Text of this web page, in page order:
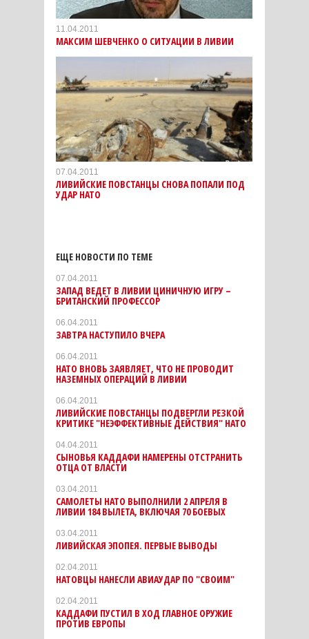
11.04.2011
МАКСИМ ШЕВЧЕНКО О СИТУАЦИИ В ЛИВИИ
07.04.2011
ЛИВИЙСКИЕ ПОВСТАНЦЫ СНОВА ПОПАЛИ ПОД
УДАР НАТО
ЕЩЕ НОВОСТИ ПО ТЕМЕ
07.04.2011
ЗАПАД ВЕДЕТ В ЛИВИИ ЦИНИЧНУЮ ИГРУ –
БРИТАНСКИЙ ПРОФЕССОР
06.04.2011
ЗАВТРА НАСТУПИЛО ВЧЕРА
06.04.2011
НАТО ВНОВЬ ЗАЯВЛЯЕТ, ЧТО НЕ ПРОВОДИТ
НАЗЕМНЫХ ОПЕРАЦИЙ В ЛИВИИ
06.04.2011
ЛИВИЙСКИЕ ПОВСТАНЦЫ ПОДВЕРГЛИ РЕЗКОЙ
КРИТИКЕ "НЕЭФФЕКТИВНЫЕ ДЕЙСТВИЯ" НАТО
04.04.2011
СЫНОВЬЯ КАДДАФИ НАМЕРЕНЫ ОТСТРАНИТЬ
ОТЦА ОТ ВЛАСТИ
03.04.2011
САМОЛЕТЫ НАТО ВЫПОЛНИЛИ 2 АПРЕЛЯ В
ЛИВИИ 184 ВЫЛЕТА, ВКЛЮЧАЯ 70 БОЕВЫХ
03.04.2011
ЛИВИЙСКАЯ ЭПОПЕЯ. ПЕРВЫЕ ВЫВОДЫ
02.04.2011
НАТОВЦЫ НАНЕСЛИ АВИАУДАР ПО "СВОИМ"
02.04.2011
КАДДАФИ ПУСТИЛ В ХОД ГЛАВНОЕ ОРУЖИЕ
ПРОТИВ ЕВРОПЫ